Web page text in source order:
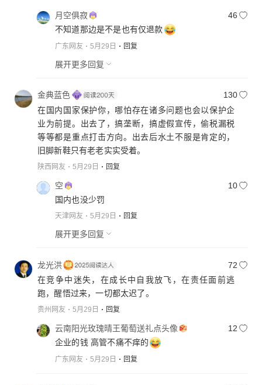
月空俱寂
46
不知道那边是不是也有仅退款
广东网友 5月29日 回复
展开更多回复
金典蓝色
130
在国内国家保护你，哪怕存在诸多问题也会以保护企
业为前提。出去了，搞垄断，搞虚假宣传，偷税漏税
等等都是重点打击方向。出去后水土不服是肯定的，
旧脚新鞋只有老老实实受着。
陕西网友 5月29日 回复
空
10
国内也没少罚
天津网友 5月29日 回复
展开更多回复
龙光洪
72
在竞争中迷失，在成长中自我放飞，在责任面前逃
跑，醒悟过来，一切都太迟了。
贵州网友 5月29日 回复
云南阳光玫瑰晴王葡萄送礼点头像
12
企业的钱 高管不痛不痒的
广东网友 5月29日 回复